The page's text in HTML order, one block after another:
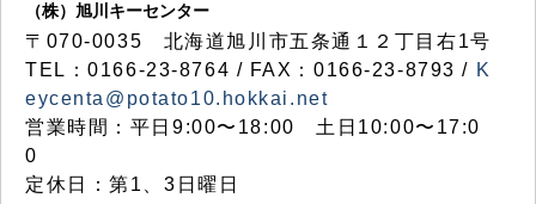
（株）旭川キーセンター
〒070-0035 北海道旭川市五条通１２丁目右1号
TEL：0166-23-8764 / FAX：0166-23-8793 / K
eycenta@potato10.hokkai.net
営業時間：平日9:00〜18:00 土日10:00〜17:0
0
定休日：第1、3日曜日